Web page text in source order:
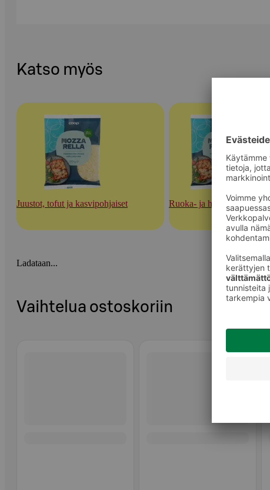
Katso myös
Juustot, tofut ja kasvipohjaiset Ruoka- ja herkuttelujuustot
Ladataan...
Vaihtelua ostoskoriin